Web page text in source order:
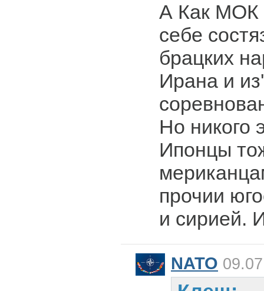
А Как МОК
себе
брацких
Ирана и
Но никого
Ипонцы
прочии
и сирией.
NATO